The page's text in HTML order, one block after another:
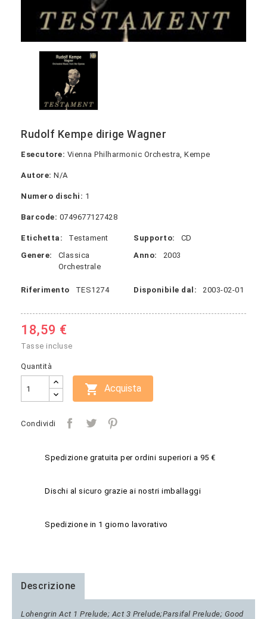
Rudolf Kempe dirige Wagner
Esecutore: Vienna Philharmonic Orchestra, Kempe
Autore: N/A
Numero dischi: 1
Barcode: 0749677127428
Etichetta: Testament Supporto:
CD
Genere:
Classica
Orchestrale
Anno: 2003
Riferimento TES1274 Disponibile dal: 2003-02-01
18,59 €
Tasse incluse
Quantità
 Acquista
Condividi
Spedizione gratuita per ordini superiori a 95 €
Dischi al sicuro grazie ai nostri imballaggi
Spedizione in 1 giorno lavorativo
Descrizione
Lohengrin Act 1 Prelude; Act 3 Prelude;Parsifal Prelude; Good